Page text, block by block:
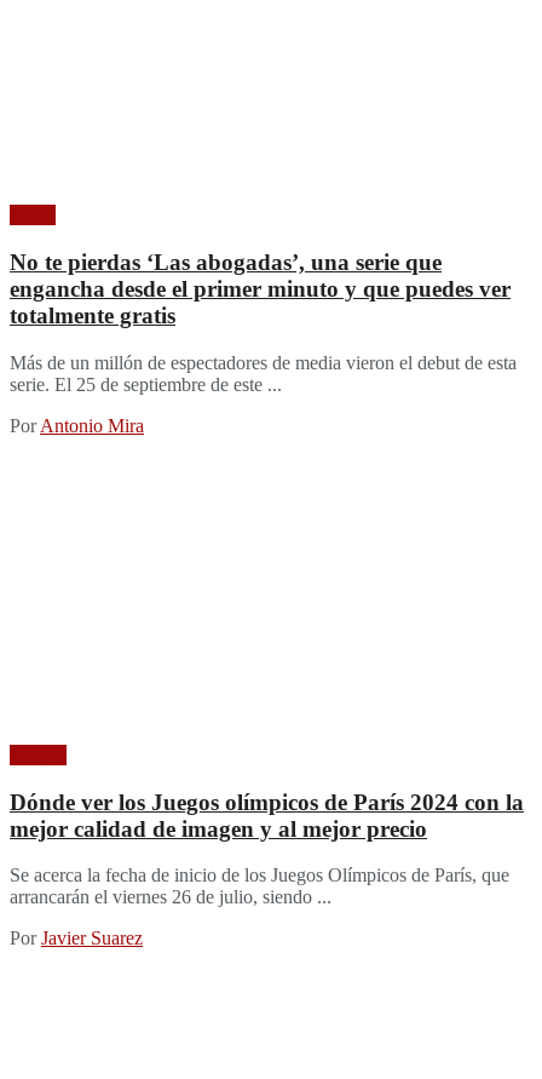
No te pierdas ‘Las abogadas’, una serie que
engancha desde el primer minuto y que puedes ver
totalmente gratis
Más de un millón de espectadores de media vieron el debut de esta
serie. El 25 de septiembre de este ...
Por Antonio Mira
Dónde ver los Juegos olímpicos de París 2024 con la
mejor calidad de imagen y al mejor precio
Se acerca la fecha de inicio de los Juegos Olímpicos de París, que
arrancarán el viernes 26 de julio, siendo ...
Por Javier Suarez